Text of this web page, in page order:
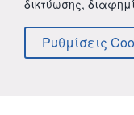
ΦΡΟΝΤΙΔΑ
ΠΑΙΔΙΚΗ
δικτύωσης,
Ρυθμίσεις